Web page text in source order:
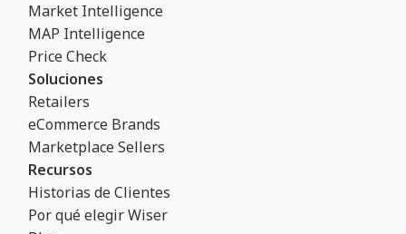
Market Intelligence
MAP Intelligence
Price Check
Soluciones
Retailers
eCommerce Brands
Marketplace Sellers
Recursos
Historias de Clientes
Por qué elegir Wiser